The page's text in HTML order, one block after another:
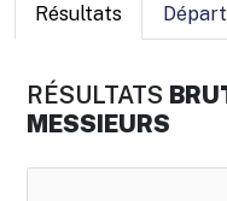
Résultats
RÉSULTATS
MESSIEURS